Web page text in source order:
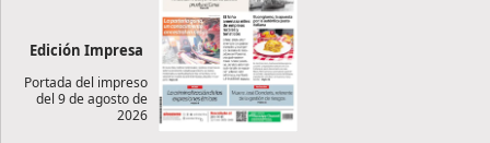
Edición Impresa
Portada del impreso
del 9 de agosto de
2026